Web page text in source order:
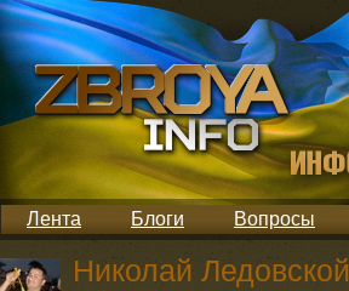
Лента Блоги Вопросы
Николай Ледовской